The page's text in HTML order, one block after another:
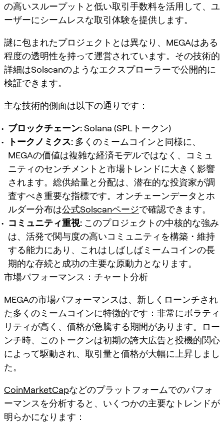
の高いスループットと低い取引手数料を活用して、ユ
ーザーにシームレスな取引体験を提供します。
謎に包まれたプロジェクトとは異なり、MEGAはある
程度の透明性を持って運営されています。その技術的
詳細はSolscanのようなエクスプローラーで公開的に
検証できます。
主な技術的側面は以下の通りです：
ブロックチェーン:Solana (SPLトークン)
トークノミクス: 多くのミームコインと同様に、
MEGAの価値は複雑な経済モデルではなく、コミュ
ニティのセンチメントと市場トレンドに大きく影響
されます。総供給量と分配は、潜在的な投資家が調
査すべき重要な指標です。オンチェーンデータとホ
ルダー分布は公式Solscanページで確認できます。
コミュニティ重視: このプロジェクトの中核的な強み
は、活発で関与度の高いコミュニティを構築・維持
する能力にあり、これはしばしばミームコインの長
期的な存続と成功の主要な原動力となります。
市場パフォーマンス：チャート分析
MEGAの市場パフォーマンスは、新しくローンチされ
た多くのミームコインに特徴的です：非常にボラティ
リティが高く、価格が急騰する期間があります。ロー
ンチ時、このトークンは初期の誇大広告と投機的関心
によって駆動され、取引量と価格が大幅に上昇しまし
た。
CoinMarketCapなどのプラットフォームでのパフォ
ーマンスを分析すると、いくつかの主要なトレンドが
明らかになります：